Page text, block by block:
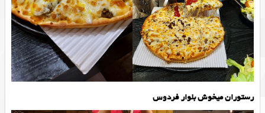
رستوران میخوش بلوار فردوس